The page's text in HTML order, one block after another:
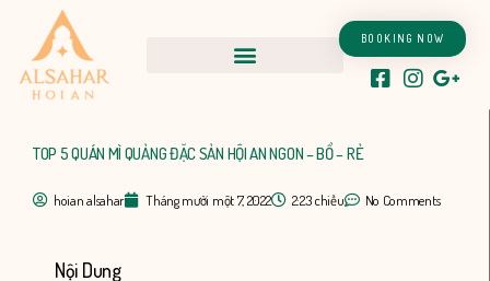
dung
BOOKING NOW
TOP 5 QUÁN MÌ QUẢNG ĐẶC SẢN HỘI AN NGON – BỔ – RẺ
hoian alsahar Tháng mười một 7, 2022 2:23 chiều No Comments
Nội Dung